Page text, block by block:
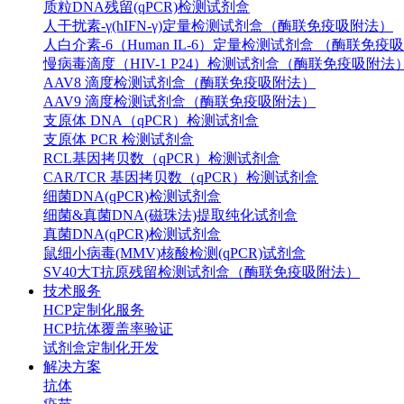
质粒DNA残留(qPCR)检测试剂盒
人干扰素-γ(hIFN-γ)定量检测试剂盒（酶联免疫吸附法）
人白介素-6（Human IL-6）定量检测试剂盒 （酶联免疫吸
慢病毒滴度（HIV-1 P24）检测试剂盒（酶联免疫吸附法）
AAV8 滴度检测试剂盒（酶联免疫吸附法）
AAV9 滴度检测试剂盒（酶联免疫吸附法）
支原体 DNA（qPCR）检测试剂盒
支原体 PCR 检测试剂盒
RCL基因拷贝数（qPCR）检测试剂盒
CAR/TCR 基因拷贝数（qPCR）检测试剂盒
细菌DNA(qPCR)检测试剂盒
细菌&真菌DNA(磁珠法)提取纯化试剂盒
真菌DNA(qPCR)检测试剂盒
鼠细小病毒(MMV)核酸检测(qPCR)试剂盒
SV40大T抗原残留检测试剂盒（酶联免疫吸附法）
技术服务
HCP定制化服务
HCP抗体覆盖率验证
试剂盒定制化开发
解决方案
抗体